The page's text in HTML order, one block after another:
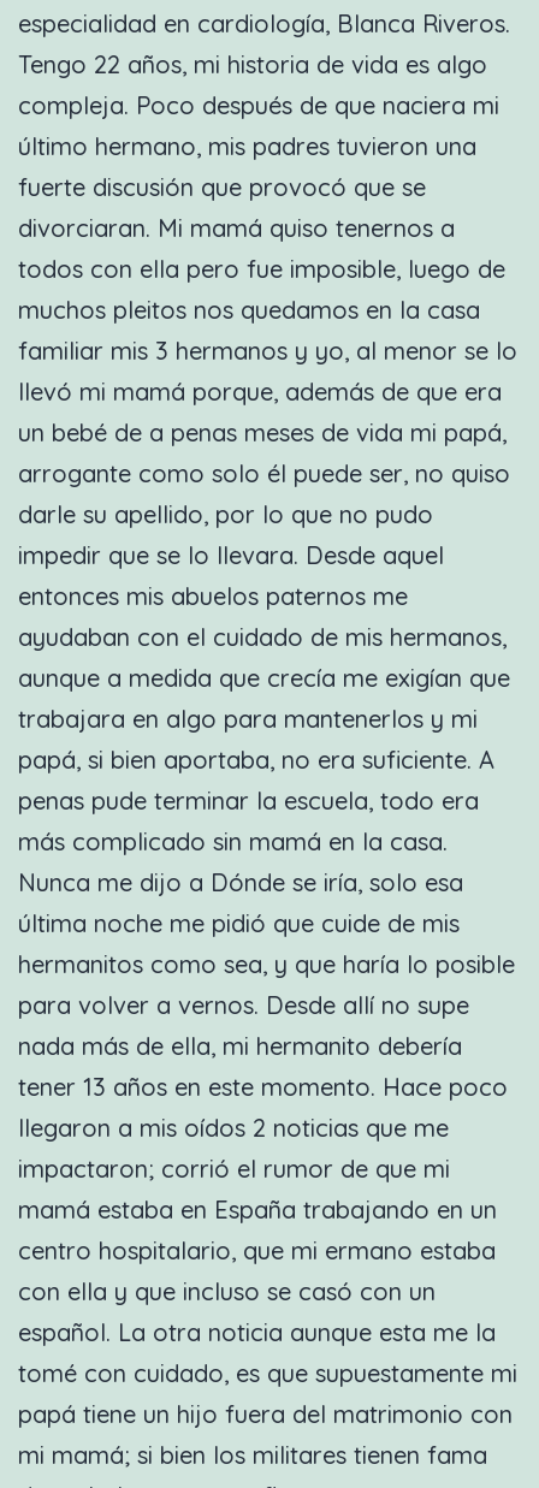
especialidad en cardiología, Blanca Riveros.
Tengo 22 años, mi historia de vida es algo
compleja. Poco después de que naciera mi
último hermano, mis padres tuvieron una
fuerte discusión que provocó que se
divorciaran. Mi mamá quiso tenernos a
todos con ella pero fue imposible, luego de
muchos pleitos nos quedamos en la casa
familiar mis 3 hermanos y yo, al menor se lo
llevó mi mamá porque, además de que era
un bebé de a penas meses de vida mi papá,
arrogante como solo él puede ser, no quiso
darle su apellido, por lo que no pudo
impedir que se lo llevara. Desde aquel
entonces mis abuelos paternos me
ayudaban con el cuidado de mis hermanos,
aunque a medida que crecía me exigían que
trabajara en algo para mantenerlos y mi
papá, si bien aportaba, no era suficiente. A
penas pude terminar la escuela, todo era
más complicado sin mamá en la casa.
Nunca me dijo a Dónde se iría, solo esa
última noche me pidió que cuide de mis
hermanitos como sea, y que haría lo posible
para volver a vernos. Desde allí no supe
nada más de ella, mi hermanito debería
tener 13 años en este momento. Hace poco
llegaron a mis oídos 2 noticias que me
impactaron; corrió el rumor de que mi
mamá estaba en España trabajando en un
centro hospitalario, que mi ermano estaba
con ella y que incluso se casó con un
español. La otra noticia aunque esta me la
tomé con cuidado, es que supuestamente mi
papá tiene un hijo fuera del matrimonio con
mi mamá; si bien los militares tienen fama